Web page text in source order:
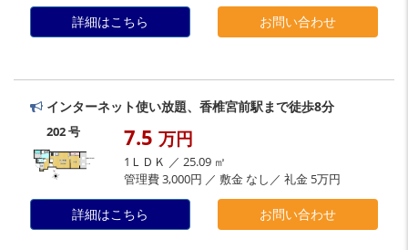
詳細はこちら お問い合わせ
インターネット使い放題、香椎宮前駅まで徒歩8分
202 号 7.5 万円
1ＬＤＫ ／ 25.09 ㎡
管理費 3,000円 ／ 敷金 なし／ 礼金 5万円
詳細はこちら お問い合わせ